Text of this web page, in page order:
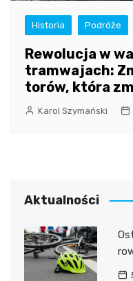
Historia Podróże
Rewolucja w
tramwajach:
torów, która
Karol Szymański
Aktualności